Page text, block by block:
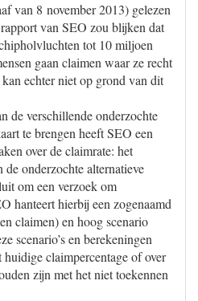
van 8 november 2013) gelezen
van SEO zou blijken dat
tot 10 miljoen
gaan claimen waar ze recht
echter niet op grond van dit
de verschillende onderzochte
te brengen heeft SEO een
over de claimrate: het
de onderzochte alternatieve
om een verzoek om
hanteert hierbij een zogenaamd
claimen) en hoog scenario
scenario’s en berekeningen
huidige claimpercentage of over
zijn met het niet toekennen